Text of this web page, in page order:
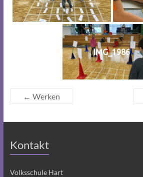
IMG_1986
← Werken
Kontakt
Volksschule Hart